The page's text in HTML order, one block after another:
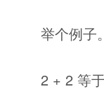
举个例子。
2 + 2 等